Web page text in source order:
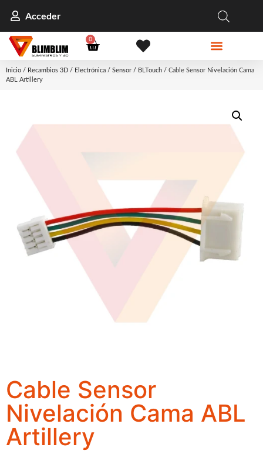
Acceder
0
Inicio / Recambios 3D / Electrónica / Sensor / BLTouch / Cable Sensor Nivelación Cama
ABL Artillery
Cable Sensor
Nivelación Cama ABL
Artillery